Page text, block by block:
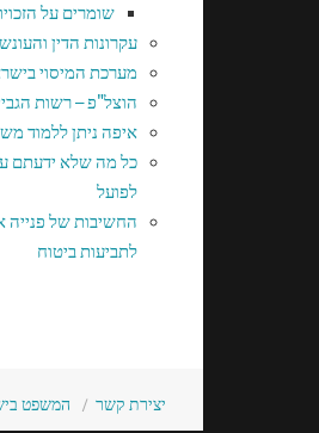
שומרים על
עקרונות הדין
מערכת המיסוי
הוצל"פ – רשות
איפה ניתן ללמוד
כל מה שלא ידעתם
לפועל
החשיבות של פנייה
לתביעות ביטוח
יצירת קשר המשפט